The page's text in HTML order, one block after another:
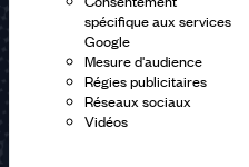
spécifique aux services
Google
Mesure d'audience
Régies publicitaires
Réseaux sociaux
Vidéos
lapolitique de